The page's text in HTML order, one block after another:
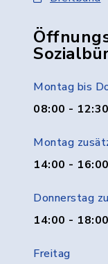
Montag bis
08:00 -
Montag
14:00 -
Donnerstag
14:00 -
Freitag